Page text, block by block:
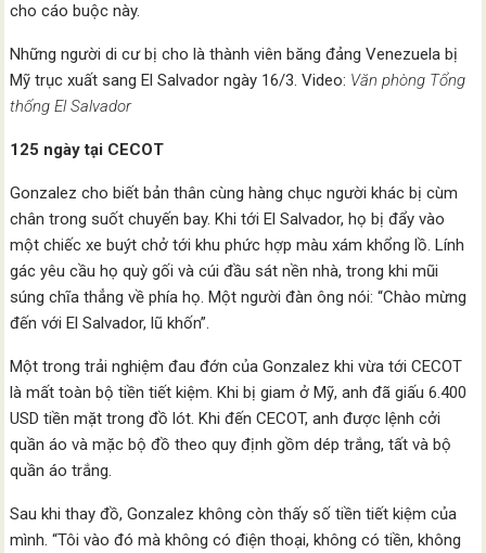
cho cáo buộc này.
Những người di cư bị cho là thành viên băng đảng Venezuela bị
Mỹ trục xuất sang El Salvador ngày 16/3. Video: Văn phòng Tổng
thốngEl Salvador
125 ngày tại CECOT
Gonzalez cho biết bản thân cùng hàng chục người khác bị cùm
chân trong suốt chuyến bay. Khi tới El Salvador, họ bị đẩy vào
một chiếc xe buýt chở tới khu phức hợp màu xám khổng lồ. Lính
gác yêu cầu họ quỳ gối và cúi đầu sát nền nhà, trong khi mũi
súng chĩa thẳng về phía họ. Một người đàn ông nói: “Chào mừng
đến với El Salvador, lũ khốn”.
Một trong trải nghiệm đau đớn của Gonzalez khi vừa tới CECOT
là mất toàn bộ tiền tiết kiệm. Khi bị giam ở Mỹ, anh đã giấu 6.400
USD tiền mặt trong đồ lót. Khi đến CECOT, anh được lệnh cởi
quần áo và mặc bộ đồ theo quy định gồm dép trắng, tất và bộ
quần áo trắng.
Sau khi thay đồ, Gonzalez không còn thấy số tiền tiết kiệm của
mình. “Tôi vào đó mà không có điện thoại, không có tiền, không